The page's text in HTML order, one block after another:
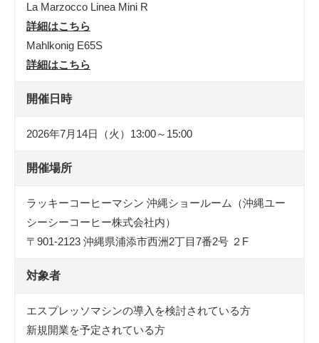
La Marzocco Linea Mini R
詳細はこちら
Mahlkonig E65S
詳細はこちら
開催日時
2026年7月14日（火）13:00～15:00
開催場所
ラッキーコーヒーマシン 沖縄ショールーム（沖縄ユー
シーシーコーヒー株式会社内）
〒901-2123 沖縄県浦添市西洲2丁目7番2号 ２F
対象者
エスプレッソマシンの導入を検討されている方
新規開業を予定されている方